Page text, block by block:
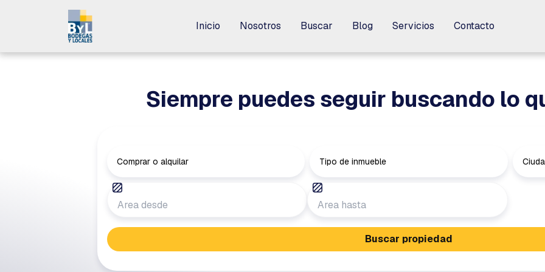
Inicio Nosotros Buscar Blog Servicios Contacto
Inicio Nosotros Buscar Blog Servicios Contacto
Siempre puedes seguir buscando lo
Comprar o alquilar Tipo de inmueble
Buscar propiedad